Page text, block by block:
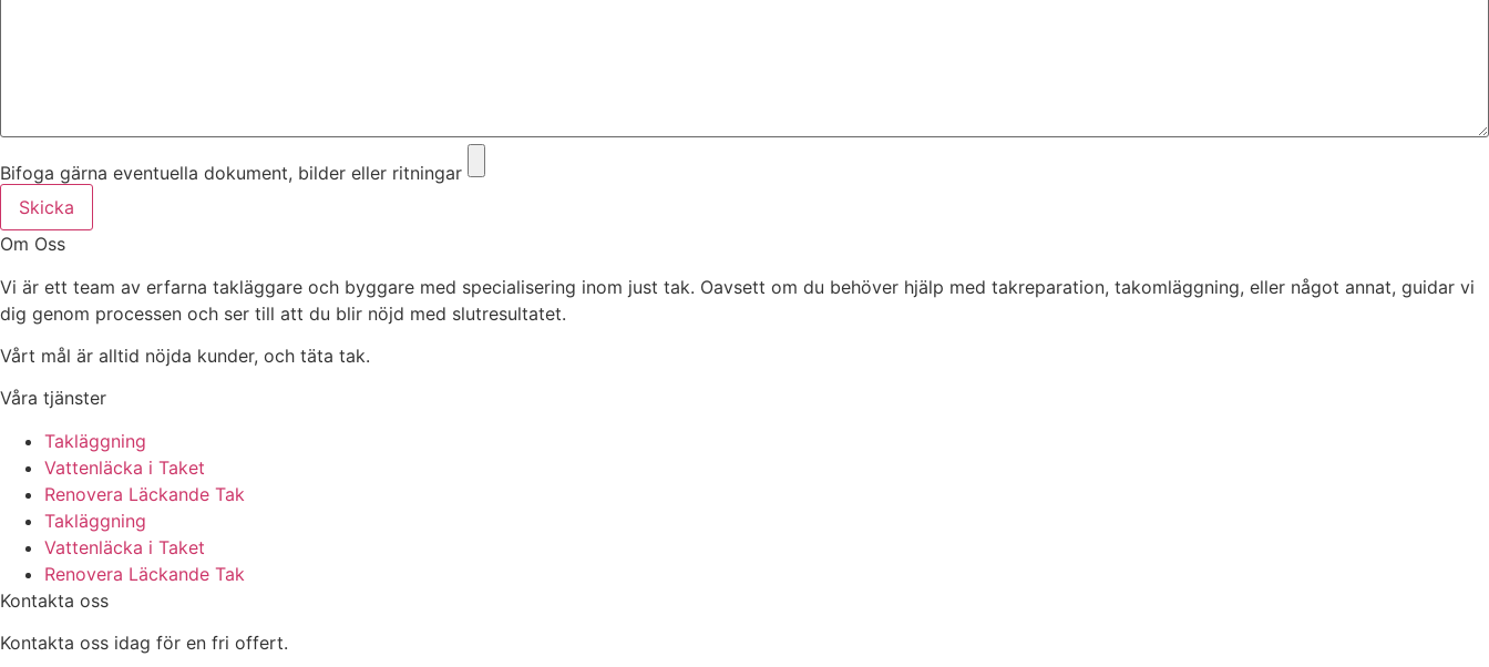
Bifoga gärna eventuella dokument, bilder eller ritningar
Skicka
Om Oss
Vi är ett team av erfarna takläggare och byggare med specialisering inom just tak. Oavsett om du behöver hjälp med takreparation, takomläggning, eller något annat, guidar vi
dig genom processen och ser till att du blir nöjd med slutresultatet.
Vårt mål är alltid nöjda kunder, och täta tak.
Våra tjänster
Takläggning
Vattenläcka i Taket
Renovera Läckande Tak
Takläggning
Vattenläcka i Taket
Renovera Läckande Tak
Kontakta oss
Kontakta oss idag för en fri offert.